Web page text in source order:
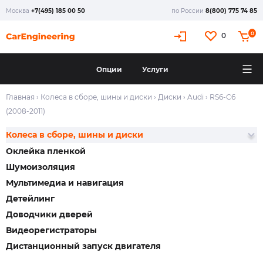
Москва +7(495) 185 00 50 по России 8(800) 775 74 85
0 0
Опции Услуги
Главная › Колеса в сборе, шины и диски › Диски › Audi › RS6-C6
(2008-2011)
Оклейка пленкой
Шумоизоляция
Мультимедиа и навигация
Детейлинг
Доводчики дверей
Видеорегистраторы
Дистанционный запуск двигателя
Колеса в сборе, шины и диски